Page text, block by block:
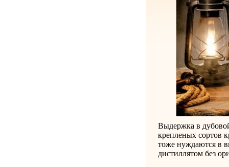
Выдержка в
крепленых сортов
тоже нуждаются в
дистиллятом без